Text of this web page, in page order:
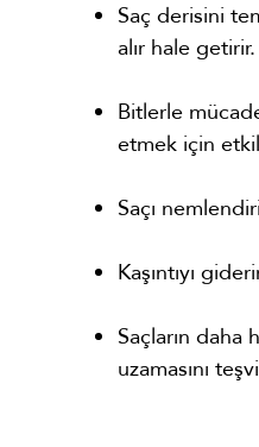
Saç derisini
alır hale getirir.
Bitlerle
etmek için
Saçı
Kaşıntıyı
Saçların daha
uzamasını